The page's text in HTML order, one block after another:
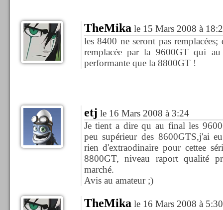
TheMika le 15 Mars 2008 à
les 8400 ne seront pas
remplacée par la 9600GT qui au
performante que la 8800GT !
etj le 16 Mars 2008 à 3:24
Je tient a dire qu au final les
peu supérieur des 8600GTS,j'ai
rien d'extraodinaire pour cettee
8800GT, niveau raport qualité
marché.
Avis au amateur ;)
TheMika le 16 Mars 2008 à 5:30